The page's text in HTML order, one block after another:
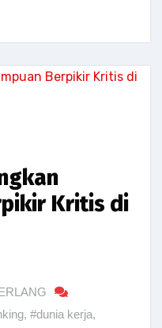
Kritis di
, #dunia kerja,